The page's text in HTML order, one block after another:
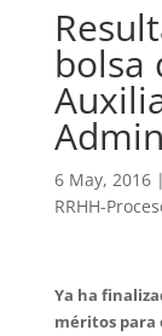
bolsa
6 May, 2016|
RRHH-
Ya ha
méritos para